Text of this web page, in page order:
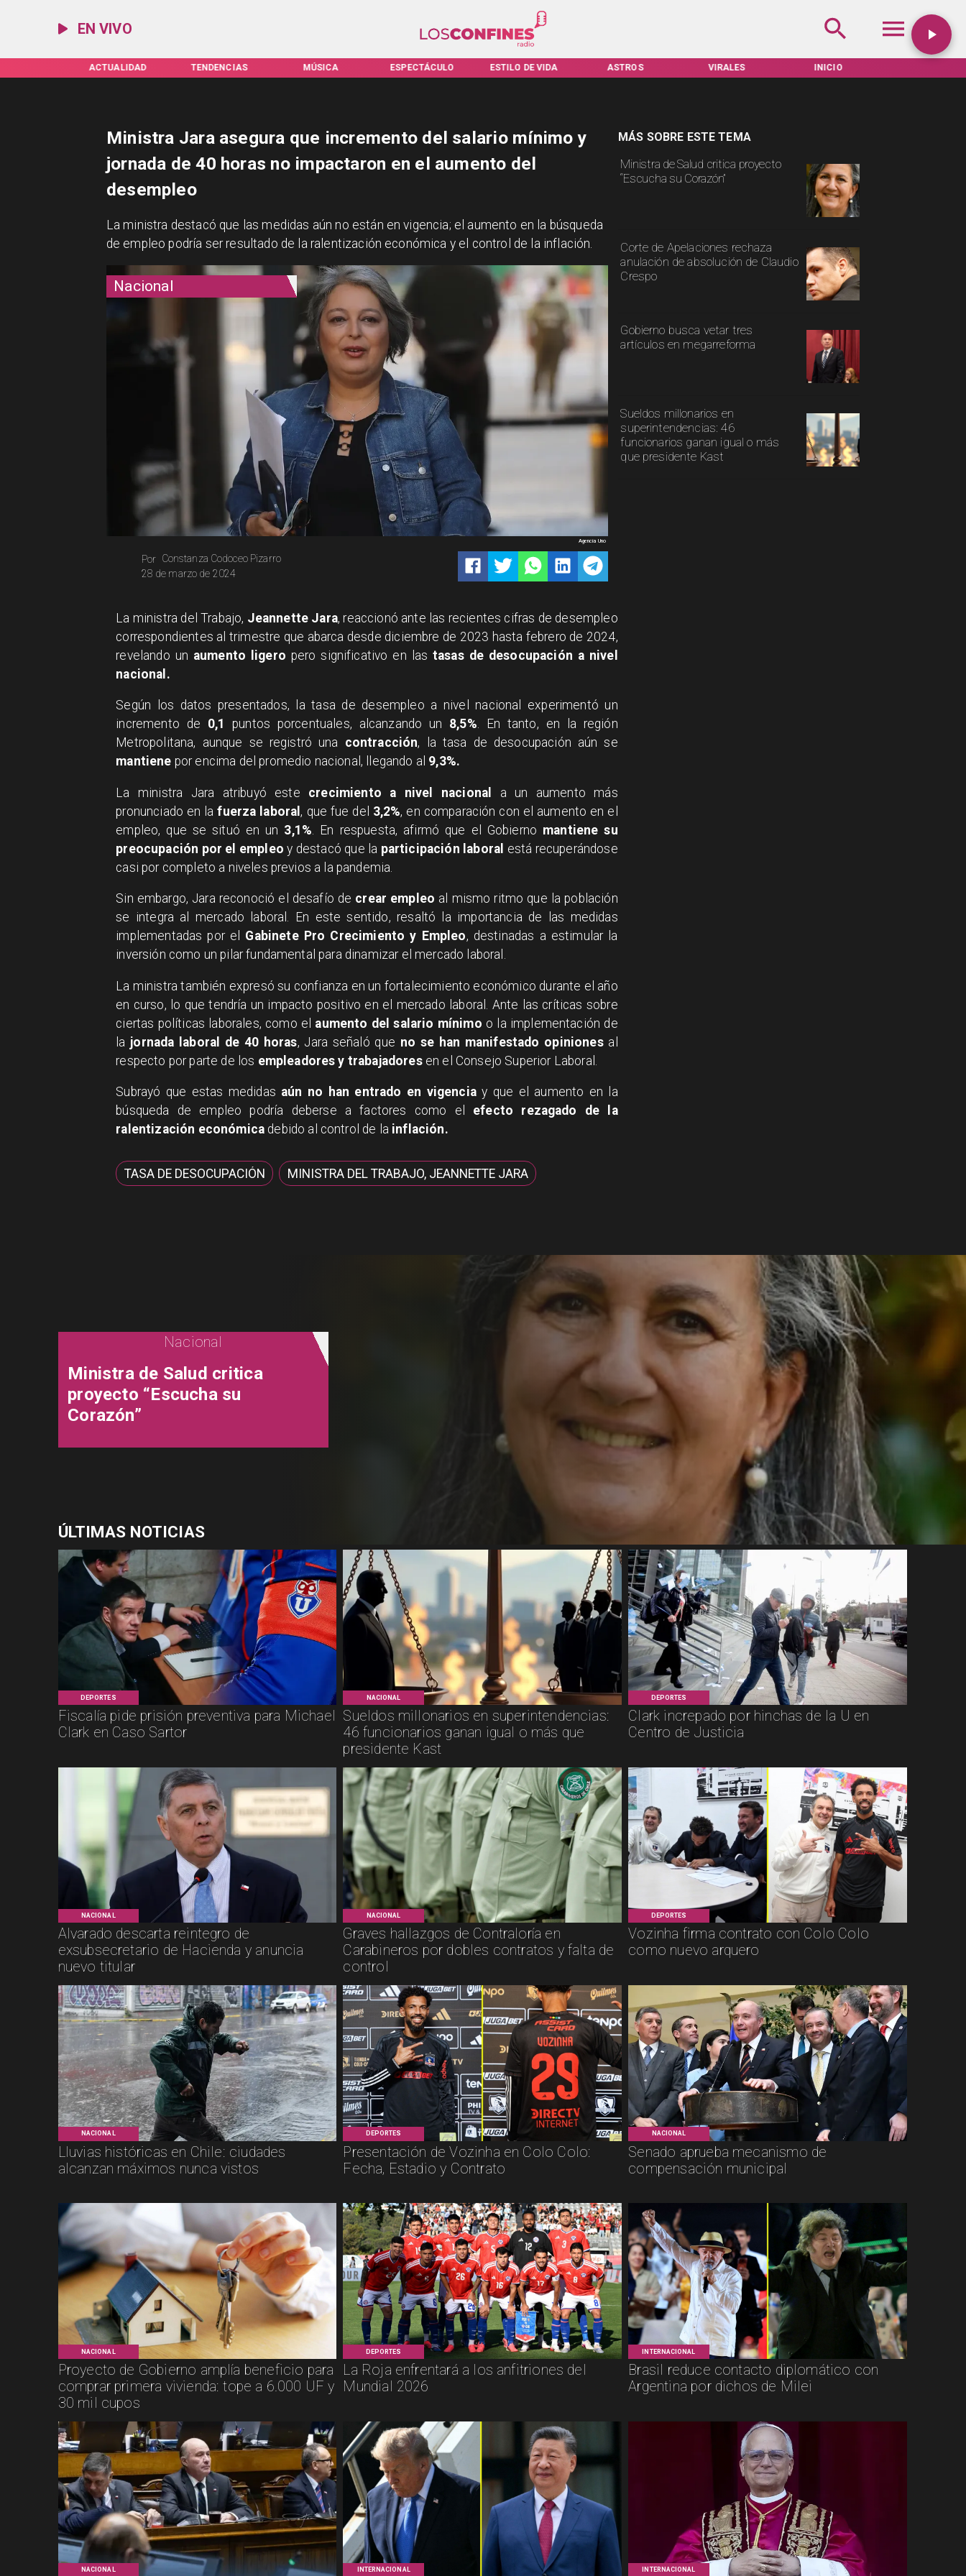
EN VIVO
TENDENCIAS MÚSICA ESPECTÁCULO ESTILO DE VIDA ASTROS VIRALES INICIO TARIFAS SERVEL
Nacional
Constanza Codoceo Pizarro
Por
28 de marzo de 2024
Agencia Uno
Ministra de Salud critica proyecto
“Escucha su Corazón”
Corte de Apelaciones rechaza
anulación de absolución de Claudio
Crespo
Gobierno busca vetar tres
artículos en megarreforma
Sueldos millonarios en
superintendencias: 46
funcionarios ganan igual o más
que presidente Kast
MÁS SOBRE ESTE TEMA
Ministra Jara asegura que incremento del salario mínimo y
jornada de 40 horas no impactaron en el aumento del
desempleo
La ministra destacó que las medidas aún no están en vigencia; el aumento en la búsqueda
de empleo podría ser resultado de la ralentización económica y el control de la inflación.
​La ministra del Trabajo, Jeannette Jara, reaccionó ante las recientes cifras de desempleo
correspondientes al trimestre que abarca desde diciembre de 2023 hasta febrero de 2024,
revelando un aumento ligero pero significativo en las tasas de desocupación a nivel
nacional.
​Según los datos presentados, la tasa de desempleo a nivel nacional experimentó un
incremento de 0,1 puntos porcentuales, alcanzando un 8,5%. En tanto, en la región
Metropolitana, aunque se registró una contracción, la tasa de desocupación aún se
mantiene por encima del promedio nacional, llegando al 9,3%.
​La ministra Jara atribuyó este crecimiento a nivel nacional a un aumento más
pronunciado en la fuerza laboral , que fue del 3,2%, en comparación con el aumento en el
empleo, que se situó en un 3,1% . En respuesta, afirmó que el Gobierno mantiene su
preocupación por el empleoy destacó que la participación laboral está recuperándose
casi por completo a niveles previos a la pandemia.
​Sin embargo, Jara reconoció el desafío de crear empleo al mismo ritmo que la población
se integra al mercado laboral. En este sentido, resaltó la importancia de las medidas
implementadas por el Gabinete Pro Crecimiento y Empleo, destinadas a estimular la
inversión como un pilar fundamental para dinamizar el mercado laboral.
​La ministra también expresó su confianza en un fortalecimiento económico durante el año
en curso, lo que tendría un impacto positivo en el mercado laboral. Ante las críticas sobre
ciertas políticas laborales, como el aumento del salario mínimo o la implementación de
la jornada laboral de 40 horas, Jara señaló que no se han manifestado opinionesal
respecto por parte de los empleadores y trabajadores en el Consejo Superior Laboral.
​Subrayó que estas medidas aún no han entrado en vigenciay que el aumento en la
búsqueda de empleo podría deberse a factores como el efecto rezagado de la
ralentización económica debido al control de la inflación.
TASA DE DESOCUPACIÓN MINISTRA DEL TRABAJO, JEANNETTE JARA
DEPORTES
Fiscalía pide prisión preventiva para Michael
Clark en Caso Sartor
NACIONAL
Sueldos millonarios en superintendencias:
46 funcionarios ganan igual o más que
presidente Kast
DEPORTES
Clark increpado por hinchas de la U en
Centro de Justicia
NACIONAL
Alvarado descarta reintegro de
exsubsecretario de Hacienda y anuncia
nuevo titular
NACIONAL
Graves hallazgos de Contraloría en
Carabineros por dobles contratos y falta de
control
DEPORTES
Vozinha firma contrato con Colo Colo
como nuevo arquero
NACIONAL
Lluvias históricas en Chile: ciudades
alcanzan máximos nunca vistos
DEPORTES
Presentación de Vozinha en Colo Colo:
Fecha, Estadio y Contrato
NACIONAL
Senado aprueba mecanismo de
compensación municipal
NACIONAL
Proyecto de Gobierno amplía beneficio para
comprar primera vivienda: tope a 6.000 UF y
30 mil cupos
DEPORTES
La Roja enfrentará a los anfitriones del
Mundial 2026
INTERNACIONAL
Brasil reduce contacto diplomático con
Argentina por dichos de Milei
NACIONAL INTERNACIONAL INTERNACIONAL
Nacional
Ministra de Salud critica
proyecto “Escucha su
Corazón”
ÚLTIMAS NOTICIAS